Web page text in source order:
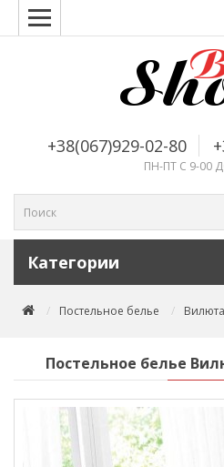
+38(067)929-02-80
ПН-ПТ С 9-00
Категории
Постельное белье Вилюта
Постельное белье